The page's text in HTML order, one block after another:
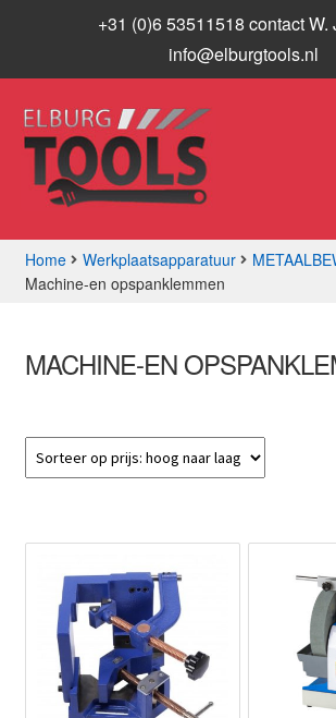
+31 (0)6 53511518 contact W.
info@elburgtools.nl
Ga
door
naar
navigatie
Ga
naar
inhoud
Assortiment
Aanbiedingen
Contact
Home Werkplaatsapparatuur
Machine-en opspanklemmen
MACHINE-EN